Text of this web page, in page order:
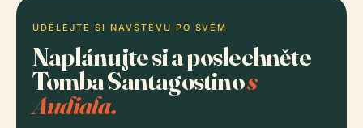
UDĚLEJTE SI NÁVŠTĚVU PO SVÉM
Naplánujte si a poslechněte
Tomba Santagostinos
Audiala.